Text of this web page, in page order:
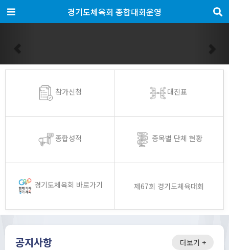
경기도체육회 종합대회운영
참가신청 대진표
종합성적 종목별 단체 현황
경기도체육회 바로가기 제67회 경기도체육대회
더보기 +
공지사항